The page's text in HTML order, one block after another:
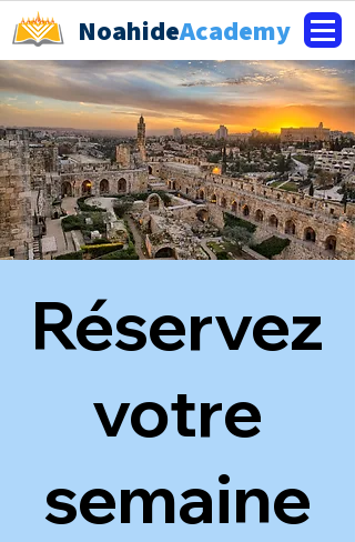
NoahideAcademy
Réservez
votre
semaine